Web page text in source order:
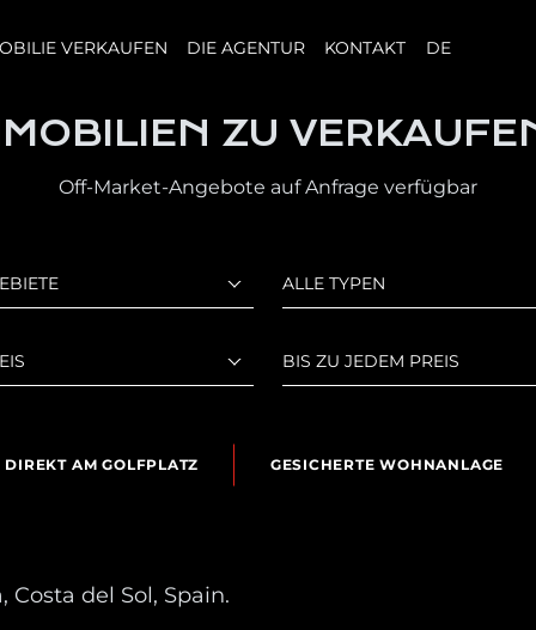
VERKAUFEN DIE AGENTUR KONTAKT DE
ZU
Off-Market-Angebote auf Anfrage verfügbar
ALLE TYPEN
BIS ZU JEDEM PREIS
DIREKT AM GOLFPLATZ GESICHERTE WOHNANLAGE
del Sol, Spain.